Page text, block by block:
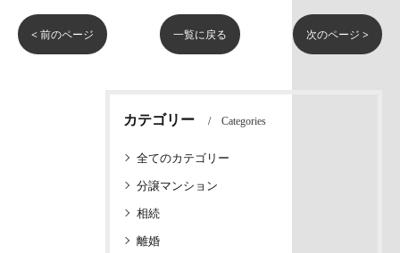
< 前のページ 一覧に戻る 次のページ >
カテゴリー Categories
全てのカテゴリー
分譲マンション
相続
離婚